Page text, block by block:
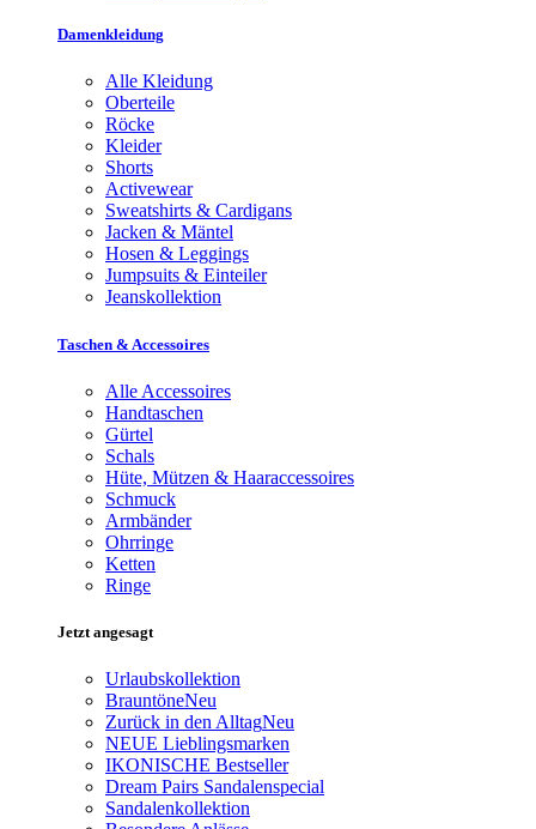
Damenkleidung
Alle Kleidung
Oberteile
Röcke
Kleider
Shorts
Activewear
Sweatshirts & Cardigans
Jacken & Mäntel
Hosen & Leggings
Jumpsuits & Einteiler
Jeanskollektion
Taschen & Accessoires
Alle Accessoires
Handtaschen
Gürtel
Schals
Hüte, Mützen & Haaraccessoires
Schmuck
Armbänder
Ohrringe
Ketten
Ringe
Jetzt angesagt
Urlaubskollektion
BrauntöneNeu
Zurück in den AlltagNeu
NEUE Lieblingsmarken
IKONISCHE Bestseller
Dream Pairs Sandalenspecial
Sandalenkollektion